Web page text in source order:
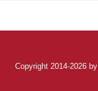
Copyright 2014-2026 by